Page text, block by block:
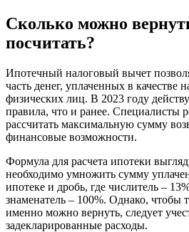
Сколько можно
посчитать?
Ипотечный налоговый вычет
часть денег, уплаченных в качестве
физических лиц. В 2023 году
правила, что и ранее. Специалисты
рассчитать максимальную сумму
финансовые возможности.
Формула для расчета ипотеки
необходимо умножить сумму
ипотеке и дробь, где числитель –
знаменатель – 100%. Однако, чтобы
именно можно вернуть, следует
задекларированные расходы.